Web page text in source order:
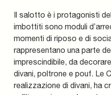
Il salotto è i protagonisti
imbottiti sono moduli
momenti di riposo e di
rappresentano una parte
imprescindibile, da
divani, poltrone e pouf. Le
realizzazione di divani, ha